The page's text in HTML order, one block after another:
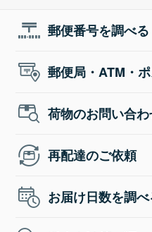
郵便番号を調べる
郵便局・ATM・
荷物のお問い合
再配達のご依頼
お届け日数を調べ